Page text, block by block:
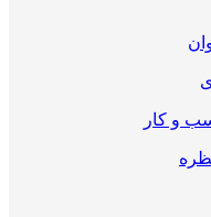
و کار